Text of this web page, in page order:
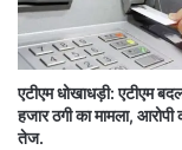
एटीएम धोखाधड़ी: एटीएम
हजार ठगी का मामला,
तेज.